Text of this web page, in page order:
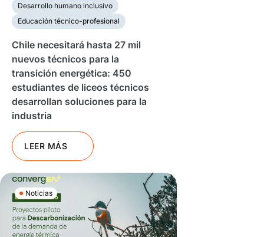
Desarrollo humano inclusivo
Educación técnico-profesional
Chile necesitará hasta 27 mil
nuevos técnicos para la
transición energética: 450
estudiantes de liceos técnicos
desarrollan soluciones para la
industria
LEER MÁS
Noticias